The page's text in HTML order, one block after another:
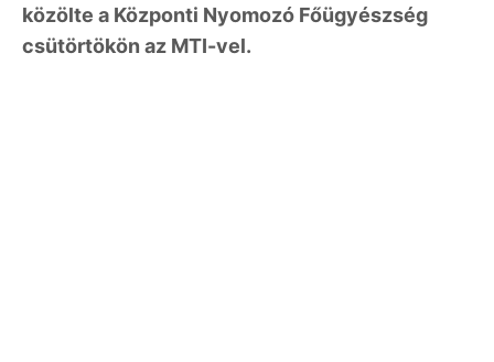
közölte a Központi Nyomozó Főügyészség
csütörtökön az MTI-vel.